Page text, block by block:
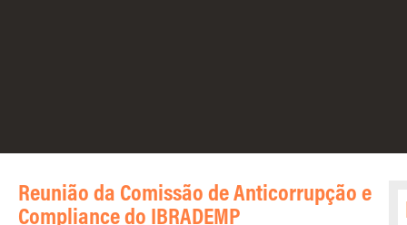
Reunião da Comissão de Anticorrupção e
Compliance do IBRADEMP